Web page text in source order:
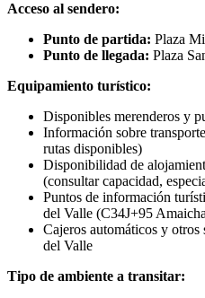
Acceso al sendero:
Punto de partida: Plaza
Punto de llegada: Plaza
Equipamiento turístico:
Disponibles merenderos y
Información sobre
rutas disponibles)
Disponibilidad de
(consultar capacidad,
Puntos de información
del Valle (C34J+95
Cajeros automáticos y
del Valle
Tipo de ambiente a transitar: